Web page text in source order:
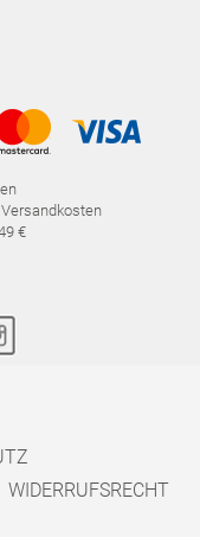
€
WIDERRUFSRECHT